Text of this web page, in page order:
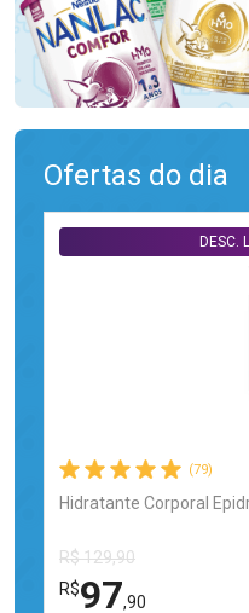
Ofertas do dia
(79)
Hidratante Corporal
DESC.
R$ 129,90
R$97,90